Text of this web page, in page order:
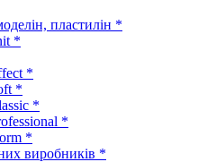
пластилін *
*
*
*
*
*
*
виробників *